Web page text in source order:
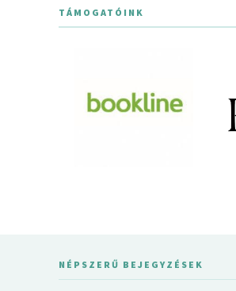
TÁMOGATÓINK
NÉPSZERŰ BEJEGYZÉSEK